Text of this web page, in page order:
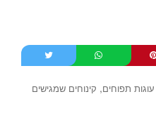
עוגות תפוחים, קינוחים שמגישים